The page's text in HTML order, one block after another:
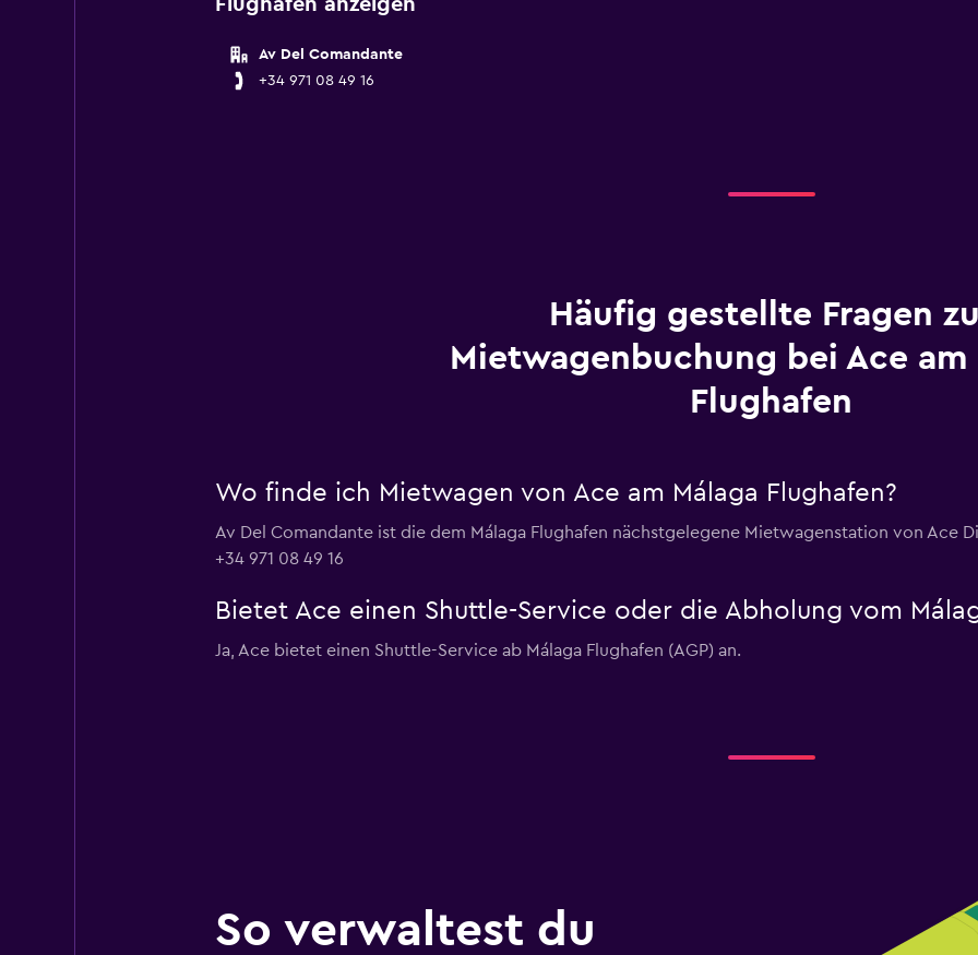
Flughafen anzeigen
Av Del Comandante
+34 971 08 49 16
Häufig gestellte Fragen
Mietwagenbuchung bei Ace am
Flughafen
Wo finde ich Mietwagen von Ace am Málaga Flughafen?
Av Del Comandante ist die dem Málaga Flughafen nächstgelegene Mietwagenstation von Ace
+34 971 08 49 16
Bietet Ace einen Shuttle-Service oder die Abholung vom
Ja, Ace bietet einen Shuttle-Service ab Málaga Flughafen (AGP) an.
So verwaltest du